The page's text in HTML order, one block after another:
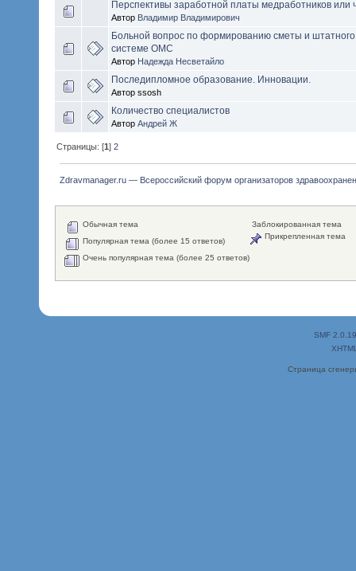
Перспективы заработной платы медработников или
Автор Владимир Владимирович
Больной вопрос по формированию сметы и
системе ОМС
Автор Надежда Несветайло
Последипломное образование. Инновации.
Автор ssosh
Количество специалистов
Автор Андрей Ж
Страницы: [1]2
Zdravmanager.ru — Всероссийский форум организаторов
Обычная тема
Популярная тема (более 15 ответов)
Очень популярная тема (более 25 ответов)
Заблокированная тема
Прикрепленная тема
SMF 2.0.19
Страница